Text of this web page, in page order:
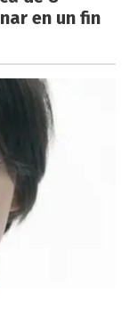
en un fin